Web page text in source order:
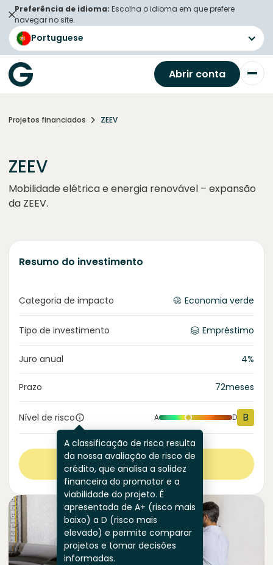
Preferência de idioma: Escolha o idioma em que prefere
navegar no site.
Portuguese
Abrir conta
Projetos financiados ZEEV
ZEEV
Mobilidade elétrica e energia renovável – expansão
da ZEEV.
Resumo do investimento
Categoria de impacto Economia verde
Tipo de investimento Empréstimo
Juro anual 4%
Prazo 72meses
Nível de risco
A classificação de risco resulta
da nossa avaliação de risco de
crédito, que analisa a solidez
financeira do promotor e a
viabilidade do projeto. É
apresentada de A+ (risco mais
baixo) a D (risco mais
elevado) e permite comparar
projetos e tomar decisões
informadas.
A D B
Ver mais